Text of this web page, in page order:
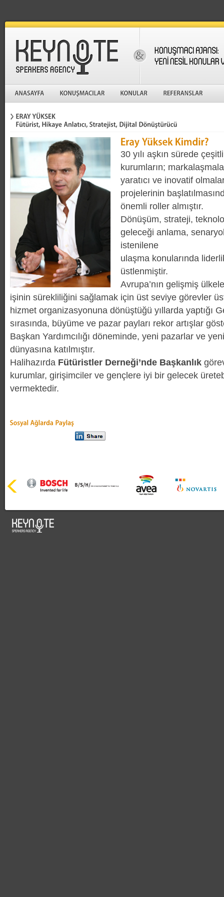
30 yılı aşkın sürede
kurumların;
yaratıcı ve inovatif
projelerinin
önemli roller almıştır.
Dönüşüm, strateji,
geleceği anlama,
istenilene
ulaşma konularında
üstlenmiştir.
Avrupa’nın gelişmiş
işinin sürekliliğini sağlamak için üst seviye görevler
hizmet organizasyonuna dönüştüğü yıllarda yaptığı
sırasında, büyüme ve pazar payları rekor artışlar
Başkan Yardımcılığı döneminde, yeni pazarlar ve
dünyasına katılmıştır.
Halihazırda Fütüristler Derneği’nde Başkanlık
kurumlar, girişimciler ve gençlere iyi bir gelecek
vermektedir.